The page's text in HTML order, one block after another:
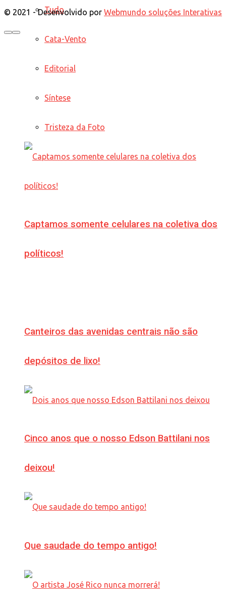
Tudo
Cata-Vento
Editorial
Síntese
Tristeza da Foto
Captamos somente celulares na coletiva dos
políticos!
Canteiros das avenidas centrais não são
depósitos de lixo!
Cinco anos que o nosso Edson Battilani nos
deixou!
Que saudade do tempo antigo!
© 2021 - Desenvolvido por Webmundo soluções Interativas